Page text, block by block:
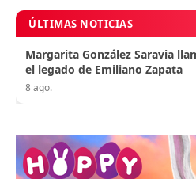
ÚLTIMAS NOTICIAS
Margarita González Saravia
el legado de Emiliano Zapata
8 ago.